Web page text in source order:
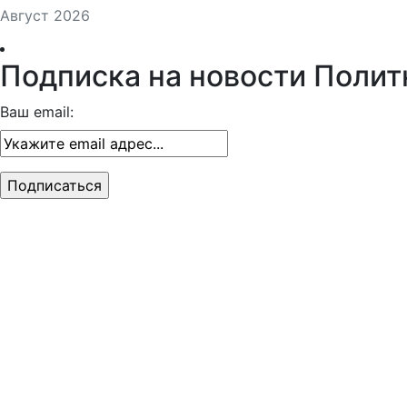
Август 2026
Подписка на новости
Ваш email: